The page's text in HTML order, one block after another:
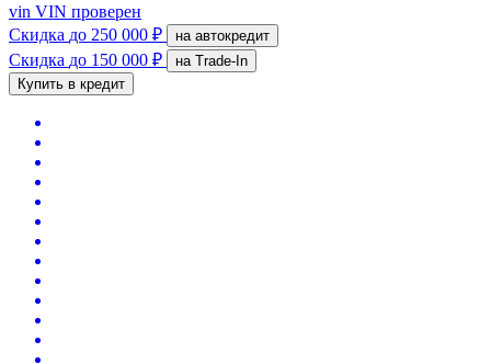
vin VIN проверен
Скидка до 250 000 ₽ на автокредит
Скидка до 150 000 ₽
на Trade-In
Купить в кредит